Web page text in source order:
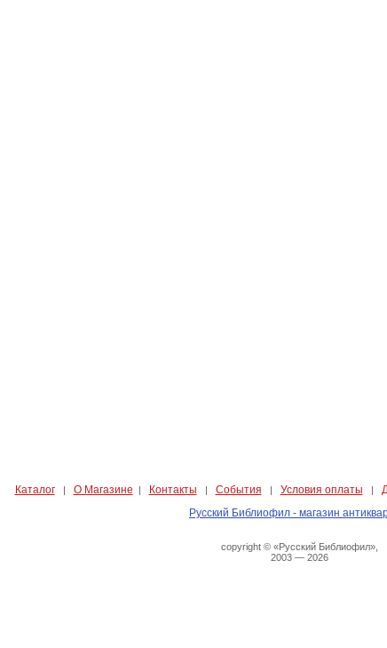
Каталог| О Магазине | Контакты | События | Условия оплаты |
Русский Библиофил - магазин
copyright © «Русский Библиофил»,
2003 — 2026